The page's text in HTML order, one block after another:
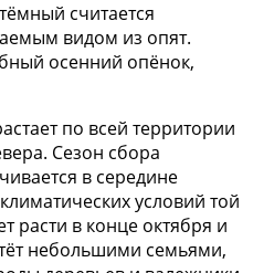
считается
видом из опят.
осенний опёнок,
по всей территории
Сезон сбора
в середине
условий той
расти в конце октября и
небольшими семьями,